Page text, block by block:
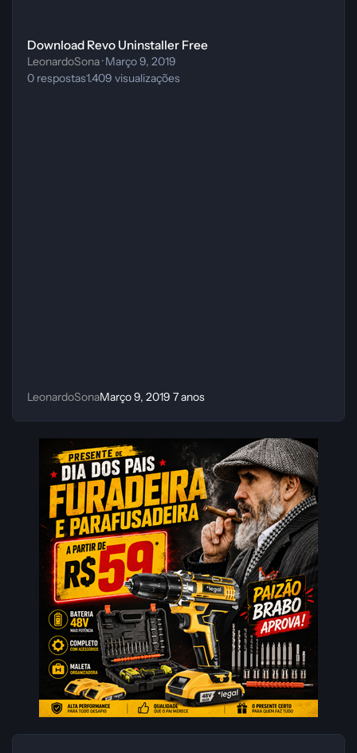
Download Revo Uninstaller Free
LeonardoSona·Março 9, 2019
0 respostas1.409 visualizações
LeonardoSonaMarço 9, 20197 anos